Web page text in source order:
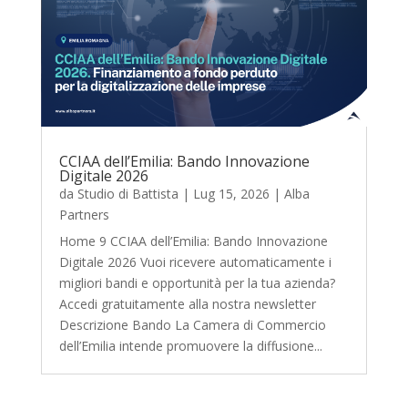
CCIAA dell’Emilia: Bando Innovazione
Digitale 2026
da Studio di Battista | Lug 15, 2026 | Alba
Partners
Home 9 CCIAA dell’Emilia: Bando Innovazione
Digitale 2026 Vuoi ricevere automaticamente i
migliori bandi e opportunità per la tua azienda?
Accedi gratuitamente alla nostra newsletter
Descrizione Bando La Camera di Commercio
dell’Emilia intende promuovere la diffusione...